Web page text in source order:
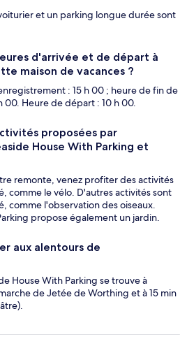
et un parking longue durée sont
d'arrivée et de départ à
maison de vacances ?
: 15 h 00 ; heure de fin de
00. Heure de départ : 10 h 00.
proposées par
House With Parking et
remonte, venez profiter des activités
comme le vélo. D'autres activités sont
comme l'observation des oiseaux.
propose également un jardin.
aux alentours de
House With Parking se trouve à
de Jetée de Worthing et à 15 min